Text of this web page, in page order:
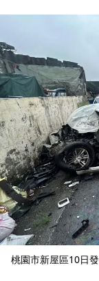
桃園市新屋區10日